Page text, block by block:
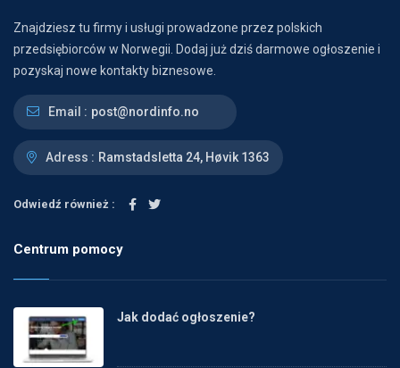
Znajdziesz tu firmy i usługi prowadzone przez polskich
przedsiębiorców w Norwegii. Dodaj już dziś darmowe ogłoszenie i
pozyskaj nowe kontakty biznesowe.
Email : post@nordinfo.no
Adress : Ramstadsletta 24, Høvik 1363
Odwiedź również :
Centrum pomocy
Jak dodać ogłoszenie?